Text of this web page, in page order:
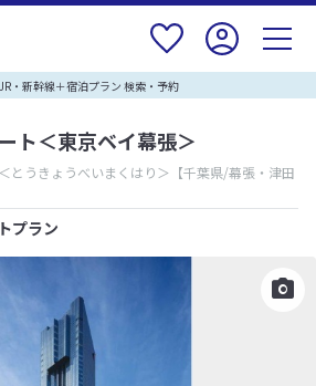
JR・新幹線＋宿泊プラン 検索・予約
ト＜東京ベイ幕張＞
とうきょうべいまくはり＞ 【千葉県/幕張・津田
プラン